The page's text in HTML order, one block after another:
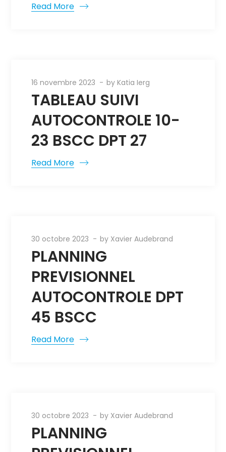
Read More
16 novembre 2023 byKatia Ierg
TABLEAU SUIVI
AUTOCONTROLE 10-
23 BSCC DPT 27
Read More
30 octobre 2023 by Xavier Audebrand
PLANNING
PREVISIONNEL
AUTOCONTROLE DPT
45 BSCC
Read More
30 octobre 2023 by Xavier Audebrand
PLANNING